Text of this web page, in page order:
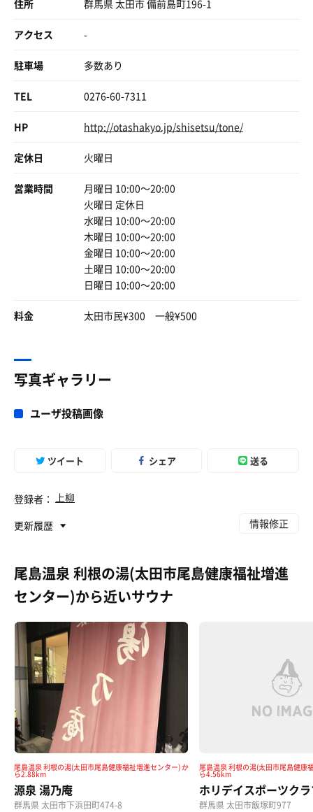
惣菜コーナーで販売。複数の店の焼きそばを売ってる
ので自分好みの量などチョイス出来る
住所 群馬県 太田市 備前島町196-1
アクセス -
駐車場 多数あり
TEL 0276-60-7311
HP http://otashakyo.jp/shisetsu/tone/
定休日 火曜日
営業時間
月曜日 10:00〜20:00
火曜日 定休日
水曜日 10:00〜20:00
木曜日 10:00〜20:00
金曜日 10:00〜20:00
土曜日 10:00〜20:00
日曜日 10:00〜20:00
料金 太田市民¥300 一般¥500
写真ギャラリー
ユーザ投稿画像
ツイート シェア 送る
登録者：
上柳
更新履歴
情報修正
尾島温泉 利根の湯(太田市尾島健康福祉増進
センター)から近いサウナ
尾島温泉 利根の湯(太田市尾島健康福祉増進センター) か
ら2.88km
源泉 湯乃庵
群馬県 太田市下浜田町474-8
尾島温泉 利根の湯(太田市尾島健康
ら4.56km
ホリデイスポーツク
群馬県 太田市飯塚町977